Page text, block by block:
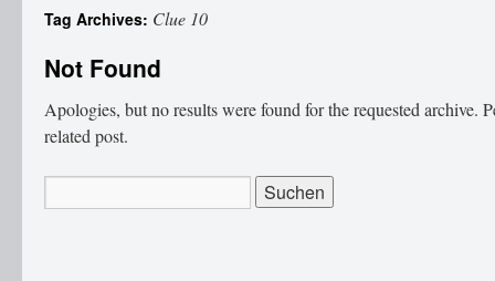
Tag Archives: Clue 10
Not Found
Apologies, but no results were found for the requested archive.
related post.